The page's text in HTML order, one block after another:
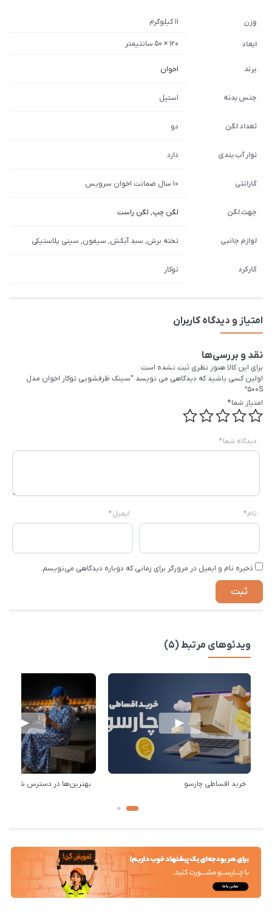
وزن 11 کیلوگرم
ابعاد 120 × 50 سانتیمتر
برند اخوان
جنس بدنه استیل
تعداد لگن دو
نوار آب بندی دارد
گارانتی 10 سال ضمانت اخوان سرویس
جهت لگن لگن چپ, لگن راست
لوازم جانبی تخته برش, سبد آبکش, سیفون, سینی پلاستیکی
کارکرد توکار
امتیاز و دیدگاه کاربران
نقد و بررسی‌ها
برای این کالا هنوز نظری ثبت نشده است.
اولین کسی باشید که دیدگاهی می نویسد “سینک ظرفشویی توکار اخوان مدل
500S”
امتیاز شما*
دیدگاه شما*
نام* ایمیل*
ذخیره نام و ایمیل در مرورگر برای زمانی که دوباره دیدگاهی می‌نویسم.
ویدئوهای مرتبط (5)
خرید اقساطی چارسو بهترین‌ها در دسترس